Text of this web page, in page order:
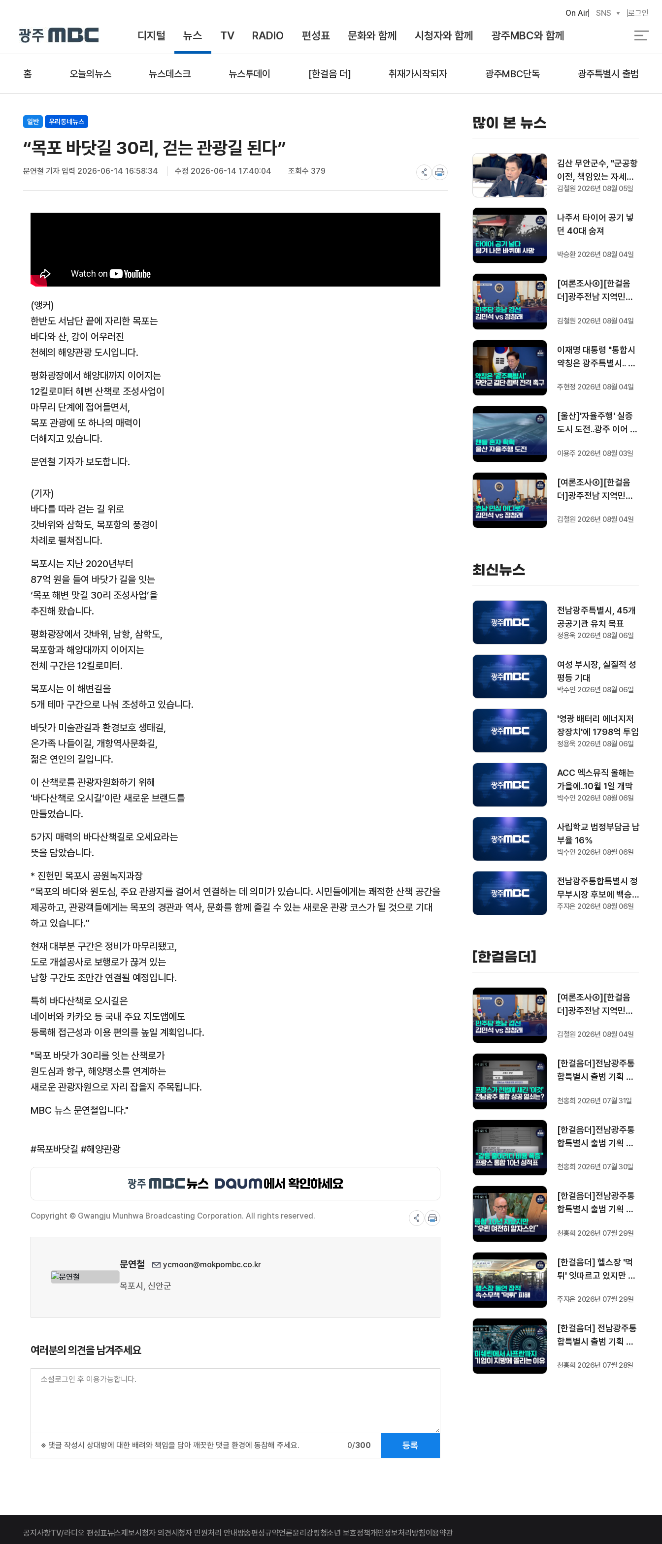
디지털 뉴스 TV RADIO 편성표 문화와 함께 시청자와 함께 광주MBC와 함께
On Air SNS 로그인
홈 오늘의뉴스 뉴스데스크 뉴스투데이 [한걸음 더] 취재가시작되자 광주MBC단독 광주특별시 출범
일반 우리동네뉴스
“목포 바닷길 30리, 걷는 관광길 된다”
문연철 기자입력 2026-06-14 16:58:34 수정 2026-06-14 17:40:04 조회수 379
(앵커)
한반도 서남단 끝에 자리한 목포는
바다와 산, 강이 어우러진
천혜의 해양관광 도시입니다.
평화광장에서 해양대까지 이어지는
12킬로미터 해변 산책로 조성사업이
마무리 단계에 접어들면서,
목포 관광에 또 하나의 매력이
더해지고 있습니다.
문연철 기자가 보도합니다.
(기자)
바다를 따라 걷는 길 위로
갓바위와 삼학도, 목포항의 풍경이
차례로 펼쳐집니다.
목포시는 지난 2020년부터
87억 원을 들여 바닷가 길을 잇는
‘목포 해변 맛길 30리 조성사업’을
추진해 왔습니다.
평화광장에서 갓바위, 남항, 삼학도,
목포항과 해양대까지 이어지는
전체 구간은 12킬로미터.
목포시는 이 해변길을
5개 테마 구간으로 나눠 조성하고 있습니다.
바닷가 미술관길과 환경보호 생태길,
온가족 나들이길, 개항역사문화길,
젊은 연인의 길입니다.
이 산책로를 관광자원화하기 위해
'바다산책로 오시길’이란 새로운 브랜드를
만들었습니다.
5가지 매력의 바다산책길로 오세요라는
뜻을 담았습니다.
* 진헌민 목포시 공원녹지과장
“목포의 바다와 원도심, 주요 관광지를 걸어서 연결하는 데 의미가 있습니다. 시민들에게는 쾌적한 산책 공간을
제공하고, 관광객들에게는 목포의 경관과 역사, 문화를 함께 즐길 수 있는 새로운 관광 코스가 될 것으로 기대
하고 있습니다.”
현재 대부분 구간은 정비가 마무리됐고,
도로 개설공사로 보행로가 끊겨 있는
남항 구간도 조만간 연결될 예정입니다.
특히 바다산책로 오시길은
네이버와 카카오 등 국내 주요 지도앱에도
등록해 접근성과 이용 편의를 높일 계획입니다.
"목포 바닷가 30리를 잇는 산책로가
원도심과 항구, 해양명소를 연계하는
새로운 관광자원으로 자리 잡을지 주목됩니다.
MBC 뉴스 문연철입니다."
#목포바닷길 #해양관광
Copyright © Gwangju Munhwa Broadcasting Corporation. All rights reserved.
문연철 ycmoon@mokpombc.co.kr
목포시, 신안군
여러분의 의견을 남겨주세요
※ 댓글 작성시 상대방에 대한 배려와 책임을 담아 깨끗한 댓글 환경에 동참해 주세요. 0/300 등록
많이 본 뉴스
김산 무안군수, "군공항
이전, 책임있는 자세로
협의하겠다"
김철원 2026년 08월 05일
나주서 타이어 공기 넣
던 40대 숨져
박승환 2026년 08월 04일
[여론조사④][한걸음
더]광주전남 지역민들
할까.. 변수는?
김철원 2026년 08월 04일
이재명 대통령 "통합시
약칭은 광주특별시.. 공
주현정 2026년 08월 04일
[울산]'자율주행' 실증
도시 도전..광주 이어 두
이용주 2026년 08월 03일
[여론조사④][한걸음
더]광주전남 지역민들
할까.. 변수는?
김철원 2026년 08월 04일
최신뉴스
전남광주특별시, 45개
공공기관 유치 목표
정용욱 2026년 08월 06일
여성 부시장, 실질적 성
평등 기대
박수인 2026년 08월 06일
'영광 배터리 에너지저
장장치'에 1798억 투입
정용욱 2026년 08월 06일
ACC 엑스뮤직 올해는
가을에..10월 1일 개막
박수인 2026년 08월 06일
사립학교 법정부담금 납
부율 16%
박수인 2026년 08월 06일
전남광주통합특별시 정
무부시장 후보에 백승주
·윤난실 최종 지명
주지은 2026년 08월 06일
[한걸음더]
[여론조사④][한걸음
더]광주전남 지역민들
할까.. 변수는?
김철원 2026년 08월 04일
[한걸음더]전남광주통
합특별시 출범 기획 보
프랑스 헌법에 새긴 '지
성공 조건은?
천홍희 2026년 07월 31일
[한걸음더]전남광주통
합특별시 출범 기획 보
프랑스 지역 통합 10년
천홍희 2026년 07월 30일
[한걸음더]전남광주통
합특별시 출범 기획 보
프랑스 통합 10년 지났
자스인"
천홍희 2026년 07월 29일
[한걸음더] 헬스장 '먹
튀' 잇따르고 있지만 …
주지은 2026년 07월 29일
[한걸음더] 전남광주통
합특별시 출범 기획 보
지방이 주도한 투자..'유
천홍희 2026년 07월 28일
공지사항TV/라디오 편성표뉴스제보시청자 의견시청자 민원처리 안내 방송편성규약언론윤리강령청소년 보호정책개인정보처리방침이용약관